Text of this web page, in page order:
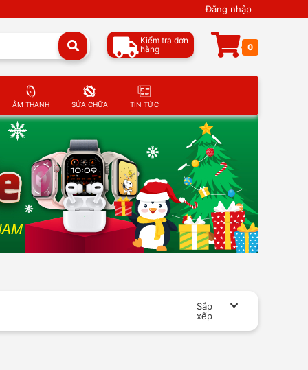
Đăng nhập
Kiểm tra đơn
hàng
0
ÂM THANH SỬA CHỮA TIN TỨC
Sắp
xếp